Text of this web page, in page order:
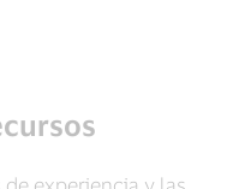
experiencia y las